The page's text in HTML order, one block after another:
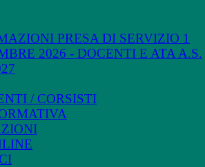
PRESA DI SERVIZIO 1
2026 - DOCENTI E ATA A.S.
/ CORSISTI